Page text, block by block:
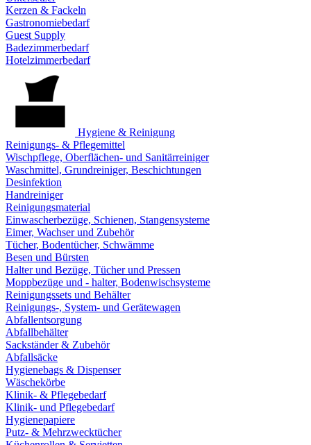
Kerzen & Fackeln
Gastronomiebedarf
Guest Supply
Badezimmerbedarf
Hotelzimmerbedarf
Hygiene & Reinigung
Reinigungs- & Pflegemittel
Wischpflege, Oberflächen- und Sanitärreiniger
Waschmittel, Grundreiniger, Beschichtungen
Desinfektion
Handreiniger
Reinigungsmaterial
Einwascherbezüge, Schienen, Stangensysteme
Eimer, Wachser und Zubehör
Tücher, Bodentücher, Schwämme
Besen und Bürsten
Halter und Bezüge, Tücher und Pressen
Moppbezüge und - halter, Bodenwischsysteme
Reinigungssets und Behälter
Reinigungs-, System- und Gerätewagen
Abfallentsorgung
Abfallbehälter
Sackständer & Zubehör
Abfallsäcke
Hygienebags & Dispenser
Wäschekörbe
Klinik- & Pflegebedarf
Klinik- und Pflegebedarf
Hygienepapiere
Putz- & Mehrzwecktücher